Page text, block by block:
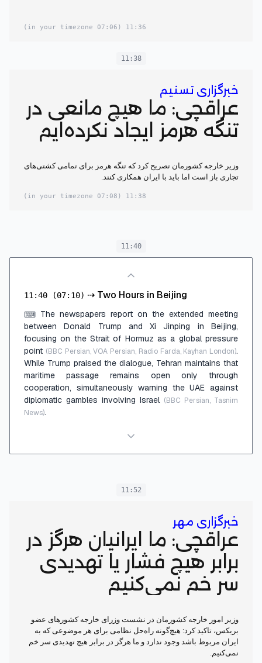
11:36
(07:06 in your timezone)
11:38
خبرگزاری تسنیم
عراقچی: ما هیچ مانعی در
تنگه هرمز ایجاد نکرده‌ایم
وزیر خارجه کشورمان تصریح کرد که تنگه هرمز برای تمامی کشتی‌های
تجاری باز است اما باید با ایران همکاری کنند.
11:38
(07:08 in your timezone)
11:40
11:40 (07:10) ⇢ Two Hours in Beijing
⌨ The newspapers report on the extended meeting
between Donald Trump and Xi Jinping in Beijing,
focusing on the Strait of Hormuz as a global pressure
point (BBC Persian, VOA Persian, Radio Farda, Kayhan London).
While Trump praised the dialogue, Tehran maintains that
maritime passage remains open only through
cooperation, simultaneously warning the UAE against
diplomatic gambles involving Israel (BBC Persian, Tasnim
News).
11:52
خبرگزاری مهر
عراقچی: ما ایرانیان هرگز در
برابر هیچ فشار یا تهدیدی
سر خم نمی‌کنیم
وزیر امور خارجه کشورمان در نشست وزرای خارجه کشورهای عضو
بریکس، تاکید کرد: هیچ‌گونه راه‌حل نظامی برای هر موضوعی که به
ایران مربوط باشد وجود ندارد و ما هرگز در برابر هیچ تهدیدی سر خم
نمی‌کنیم.